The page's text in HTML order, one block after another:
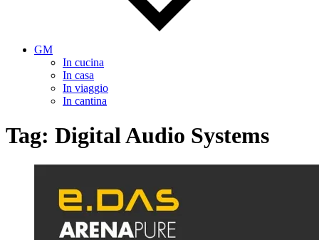
GM
In cucina
In casa
In viaggio
In cantina
Tag: Digital Audio Systems